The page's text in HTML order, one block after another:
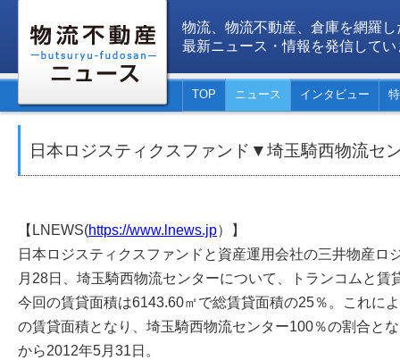
物流、物流不動産、倉庫を網羅し
最新ニュース・情報を発信してい
TOP ニュース インタビュー
日本ロジスティクスファンド▼埼玉騎西物流セ
【LNEWS(https://www.lnews.jp）】
日本ロジスティクスファンドと資産運用会社の三井物産ロ
月28日、埼玉騎西物流センターについて、トランコムと賃
今回の賃貸面積は6143.60㎡で総賃貸面積の25％。これに
の賃貸面積となり、埼玉騎西物流センター100％の割合と
から2012年5月31日。